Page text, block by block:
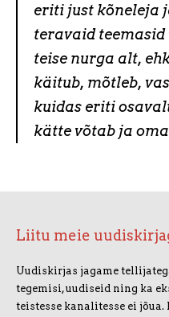
eriti just kõneleja
teravaid
teise nurga alt,
käitub, mõtleb,
kuidas eriti
kätte võtab ja
Liitu meie
Uudiskirjas jagame
tegemisi, uudiseid ning ka
teistesse kanalitesse ei jõua.